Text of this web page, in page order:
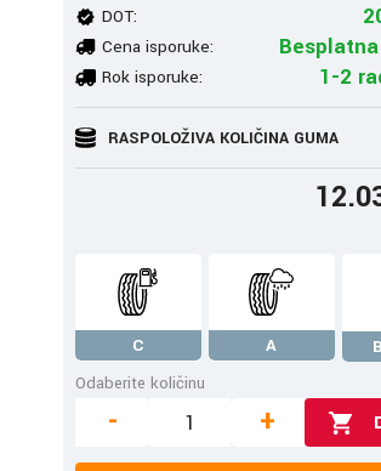
DOT:
Cena isporuke:
Rok isporuke: 1-2
RASPOLOŽIVA KOLIČINA GUMA
C A
Odaberite količinu
- +